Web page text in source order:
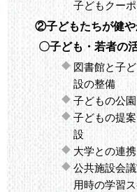
子どもクー
②子どもたちが健や
〇子ども・若者の
図書館と子
設の整備
子どもの公
子どもの提
設
大学との連携
公共施設会
用時の学習